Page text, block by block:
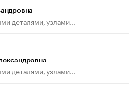
деталями, узлами...
деталями, узлами...